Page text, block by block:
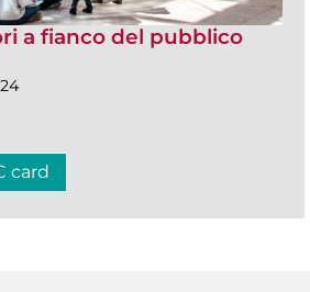
a fianco del pubblico
card